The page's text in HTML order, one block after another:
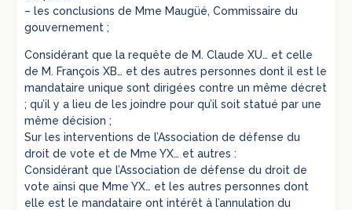
– les conclusions de Mme Maugüé, Commissaire du
gouvernement ;
Considérant que la requête de M. Claude XU… et celle
de M. François XB… et des autres personnes dont il est le
mandataire unique sont dirigées contre un même décret
; qu’il y a lieu de les joindre pour qu’il soit statué par une
même décision ;
Sur les interventions de l’Association de défense du
droit de vote et de Mme YX… et autres :
Considérant que l’Association de défense du droit de
vote ainsi que Mme YX… et les autres personnes dont
elle est le mandataire ont intérêt à l’annulation du